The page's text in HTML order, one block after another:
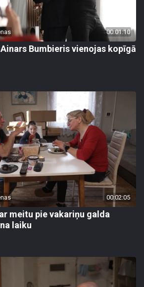
00:01:10
Bumbieris vienojas kopīgā
00:02:05
meitu pie vakariņu galda
laiku